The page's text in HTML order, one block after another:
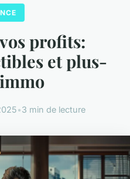
profits:
et plus-
•3 min de lecture